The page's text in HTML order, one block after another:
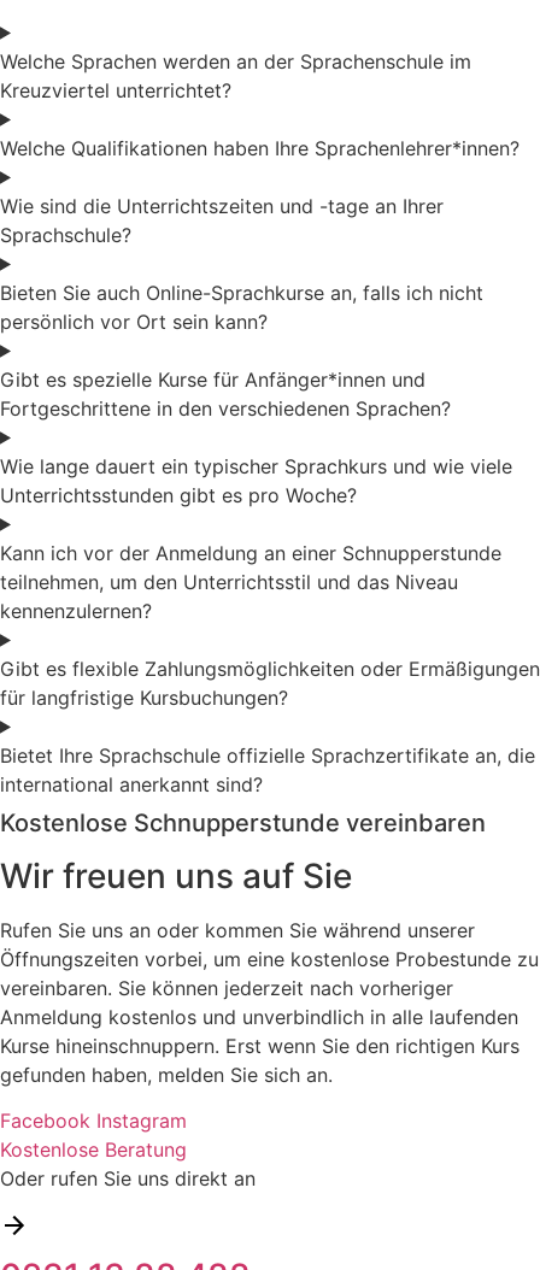
Welche Sprachen werden an der Sprachenschule im
Kreuzviertel unterrichtet?
Welche Qualifikationen haben Ihre Sprachenlehrer*innen?
Wie sind die Unterrichtszeiten und -tage an Ihrer
Sprachschule?
Bieten Sie auch Online-Sprachkurse an, falls ich nicht
persönlich vor Ort sein kann?
Gibt es spezielle Kurse für Anfänger*innen und
Fortgeschrittene in den verschiedenen Sprachen?
Wie lange dauert ein typischer Sprachkurs und wie viele
Unterrichtsstunden gibt es pro Woche?
Kann ich vor der Anmeldung an einer Schnupperstunde
teilnehmen, um den Unterrichtsstil und das Niveau
kennenzulernen?
Gibt es flexible Zahlungsmöglichkeiten oder Ermäßigungen
für langfristige Kursbuchungen?
Bietet Ihre Sprachschule offizielle Sprachzertifikate an, die
international anerkannt sind?
Kostenlose Schnupperstunde vereinbaren
Wir freuen uns auf Sie
Rufen Sie uns an oder kommen Sie während unserer
Öffnungszeiten vorbei, um eine kostenlose Probestunde zu
vereinbaren. Sie können jederzeit nach vorheriger
Anmeldung kostenlos und unverbindlich in alle laufenden
Kurse hineinschnuppern. Erst wenn Sie den richtigen Kurs
gefunden haben, melden Sie sich an.
Facebook Instagram
Kostenlose Beratung
Oder rufen Sie uns direkt an